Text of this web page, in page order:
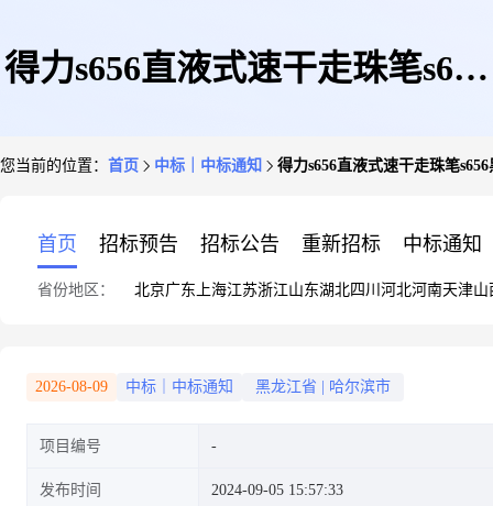
得力s656直液式速干走珠笔s656
您当前的位置： 首页 中标｜中标通知 得力s656直液式速干走珠笔
首页 招标预告 招标公告 重新招标 中标通知
省份地区： 北京广东 上海江苏浙江山东湖北四川 河北河南天津山
2026-08-09 中标｜中标通知 黑龙江省 哈尔滨市
项目编号
发布时间 2024-09-05 15:57:33